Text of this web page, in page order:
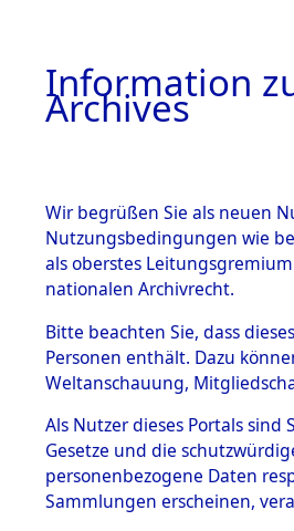
BESTÄNDE
1.
Inhaftierungsdoku
mente
1.2.9 Beim ITS
Effekten
1.2.9.1
Effekten aus
dem KZ
Dachau
Information
Archives
Wir begrüßen Sie als neuen
Nutzungsbedingungen wie
als oberstes
nationalen Archivrecht.
Bitte beachten Sie, dass
Personen enthält. Dazu
Weltanschauung,
Als Nutzer dieses Portals
Gesetze und die
personenbezogene Daten
Sammlungen erscheinen,